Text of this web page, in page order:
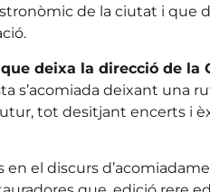
de la ciutat i que
deixa la direcció de la
s’acomiada deixant una
tot desitjant encerts i
el discurs